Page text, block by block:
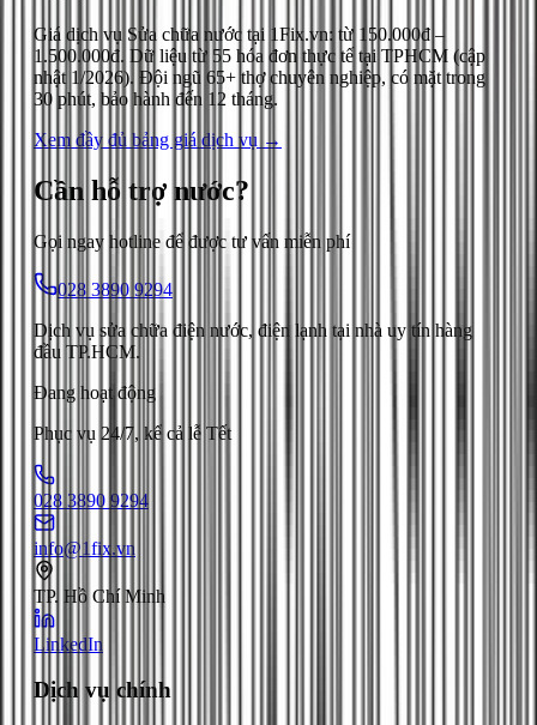
Giá dịch vụ Sửa chữa nước tại 1Fix.vn: từ 150.000đ –
1.500.000đ. Dữ liệu từ 55 hóa đơn thực tế tại TPHCM (cập
nhật 1/2026). Đội ngũ 65+ thợ chuyên nghiệp, có mặt trong
30 phút, bảo hành đến 12 tháng.
Xem đầy đủ bảng giá dịch vụ →
Cần hỗ trợ nước?
Gọi ngay hotline để được tư vấn miễn phí
028 3890 9294
Dịch vụ sửa chữa điện nước, điện lạnh tại nhà uy tín hàng
đầu TP.HCM.
Đang hoạt động
Phục vụ 24/7, kể cả lễ Tết
028 3890 9294
info@1fix.vn
TP. Hồ Chí Minh
LinkedIn
Dịch vụ chính